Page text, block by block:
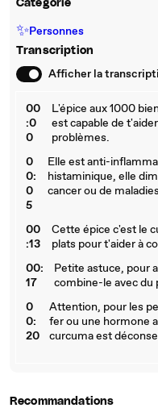
#curcuma
Catégorie
✨Personnes
Transcription
Afficher la
00
:0
0
L'épice aux 1000
est capable de
problèmes.
0
0:
0
5
Elle est anti-
histaminique, elle
cancer ou de
00
:13
Cette épice c'est le
plats pour t'aider à
00:
17
Petite astuce, pour
combine-le avec du
0
0:
20
Attention, pour les
fer ou une hormone
curcuma est
Recommandations